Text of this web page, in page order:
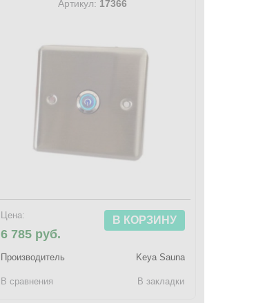
Артикул: 17366
Цена:
6 785 руб.
В КОРЗИНУ
Производитель Keya Sauna
В сравнения В закладки